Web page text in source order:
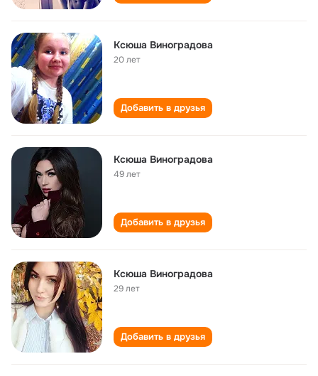
Ксюша Виноградова
20 лет
Добавить в друзья
Ксюша Виноградова
49 лет
Добавить в друзья
Ксюша Виноградова
29 лет
Добавить в друзья